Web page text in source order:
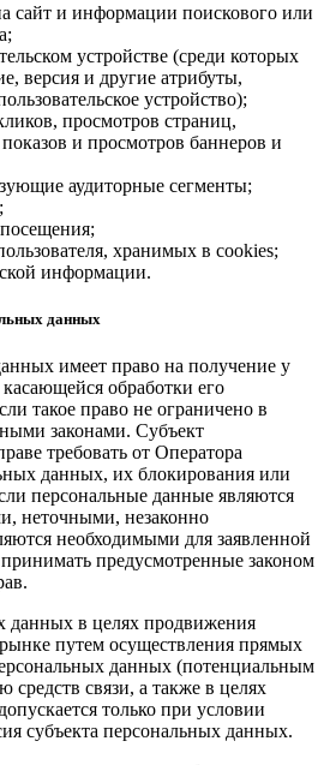
сайт и информации поискового или
устройстве (среди которых
версия и другие атрибуты,
устройство);
просмотров страниц,
и просмотров баннеров и
аудиторные сегменты;
хранимых в cookies;
информации.
данных
имеет право на получение у
обработки его
такое право не ограничено в
законами. Субъект
требовать от Оператора
данных, их блокирования или
персональные данные являются
неточными, незаконно
необходимыми для заявленной
предусмотренные законом
данных в целях продвижения
рынке путем осуществления прямых
данных (потенциальным
связи, а также в целях
только при условии
субъекта персональных данных.